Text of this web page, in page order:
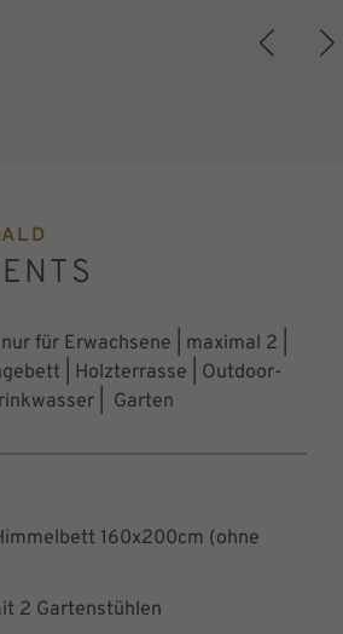
| nur für Erwachsene | maximal 2 |
| Holzterrasse | Outdoor-
| Garten
160x200cm (ohne
2 Gartenstühlen